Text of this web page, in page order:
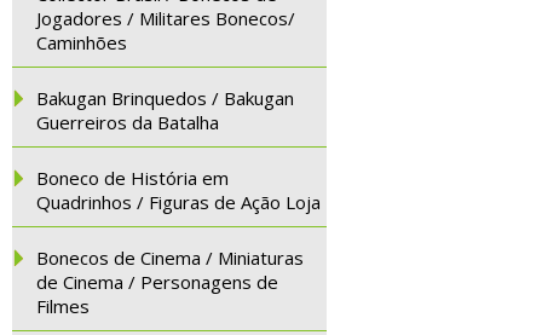
Jogadores / Militares Bonecos/
Caminhões
Bakugan Brinquedos / Bakugan
Guerreiros da Batalha
Boneco de História em
Quadrinhos / Figuras de Ação Loja
Bonecos de Cinema / Miniaturas
de Cinema / Personagens de
Filmes